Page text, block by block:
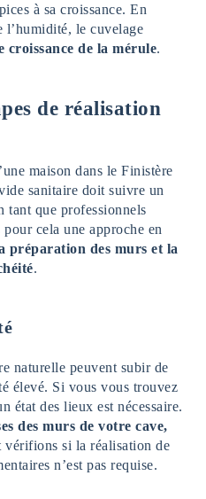
à sa croissance. En
l’humidité, le cuvelage
croissance de la mérule.
de réalisation
maison dans le Finistère
sanitaire doit suivre un
tant que professionnels
cela une approche en
préparation des murs et la
.
naturelle peuvent subir de
élevé. Si vous vous trouvez
état des lieux est nécessaire.
des murs de votre cave,
vérifions si la réalisation de
n’est pas requise.